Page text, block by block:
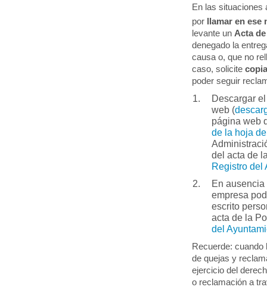
En las situaciones
por
llamar en
levante un Acta
denegado la
causa o, que no
caso, solicite
poder seguir
Descargar
web (
página web
de la hoja
del acta de
Registro del
En
empresa
escrito
acta de la
del
Recuerde:
de quejas y
ejercicio del
o reclamación a